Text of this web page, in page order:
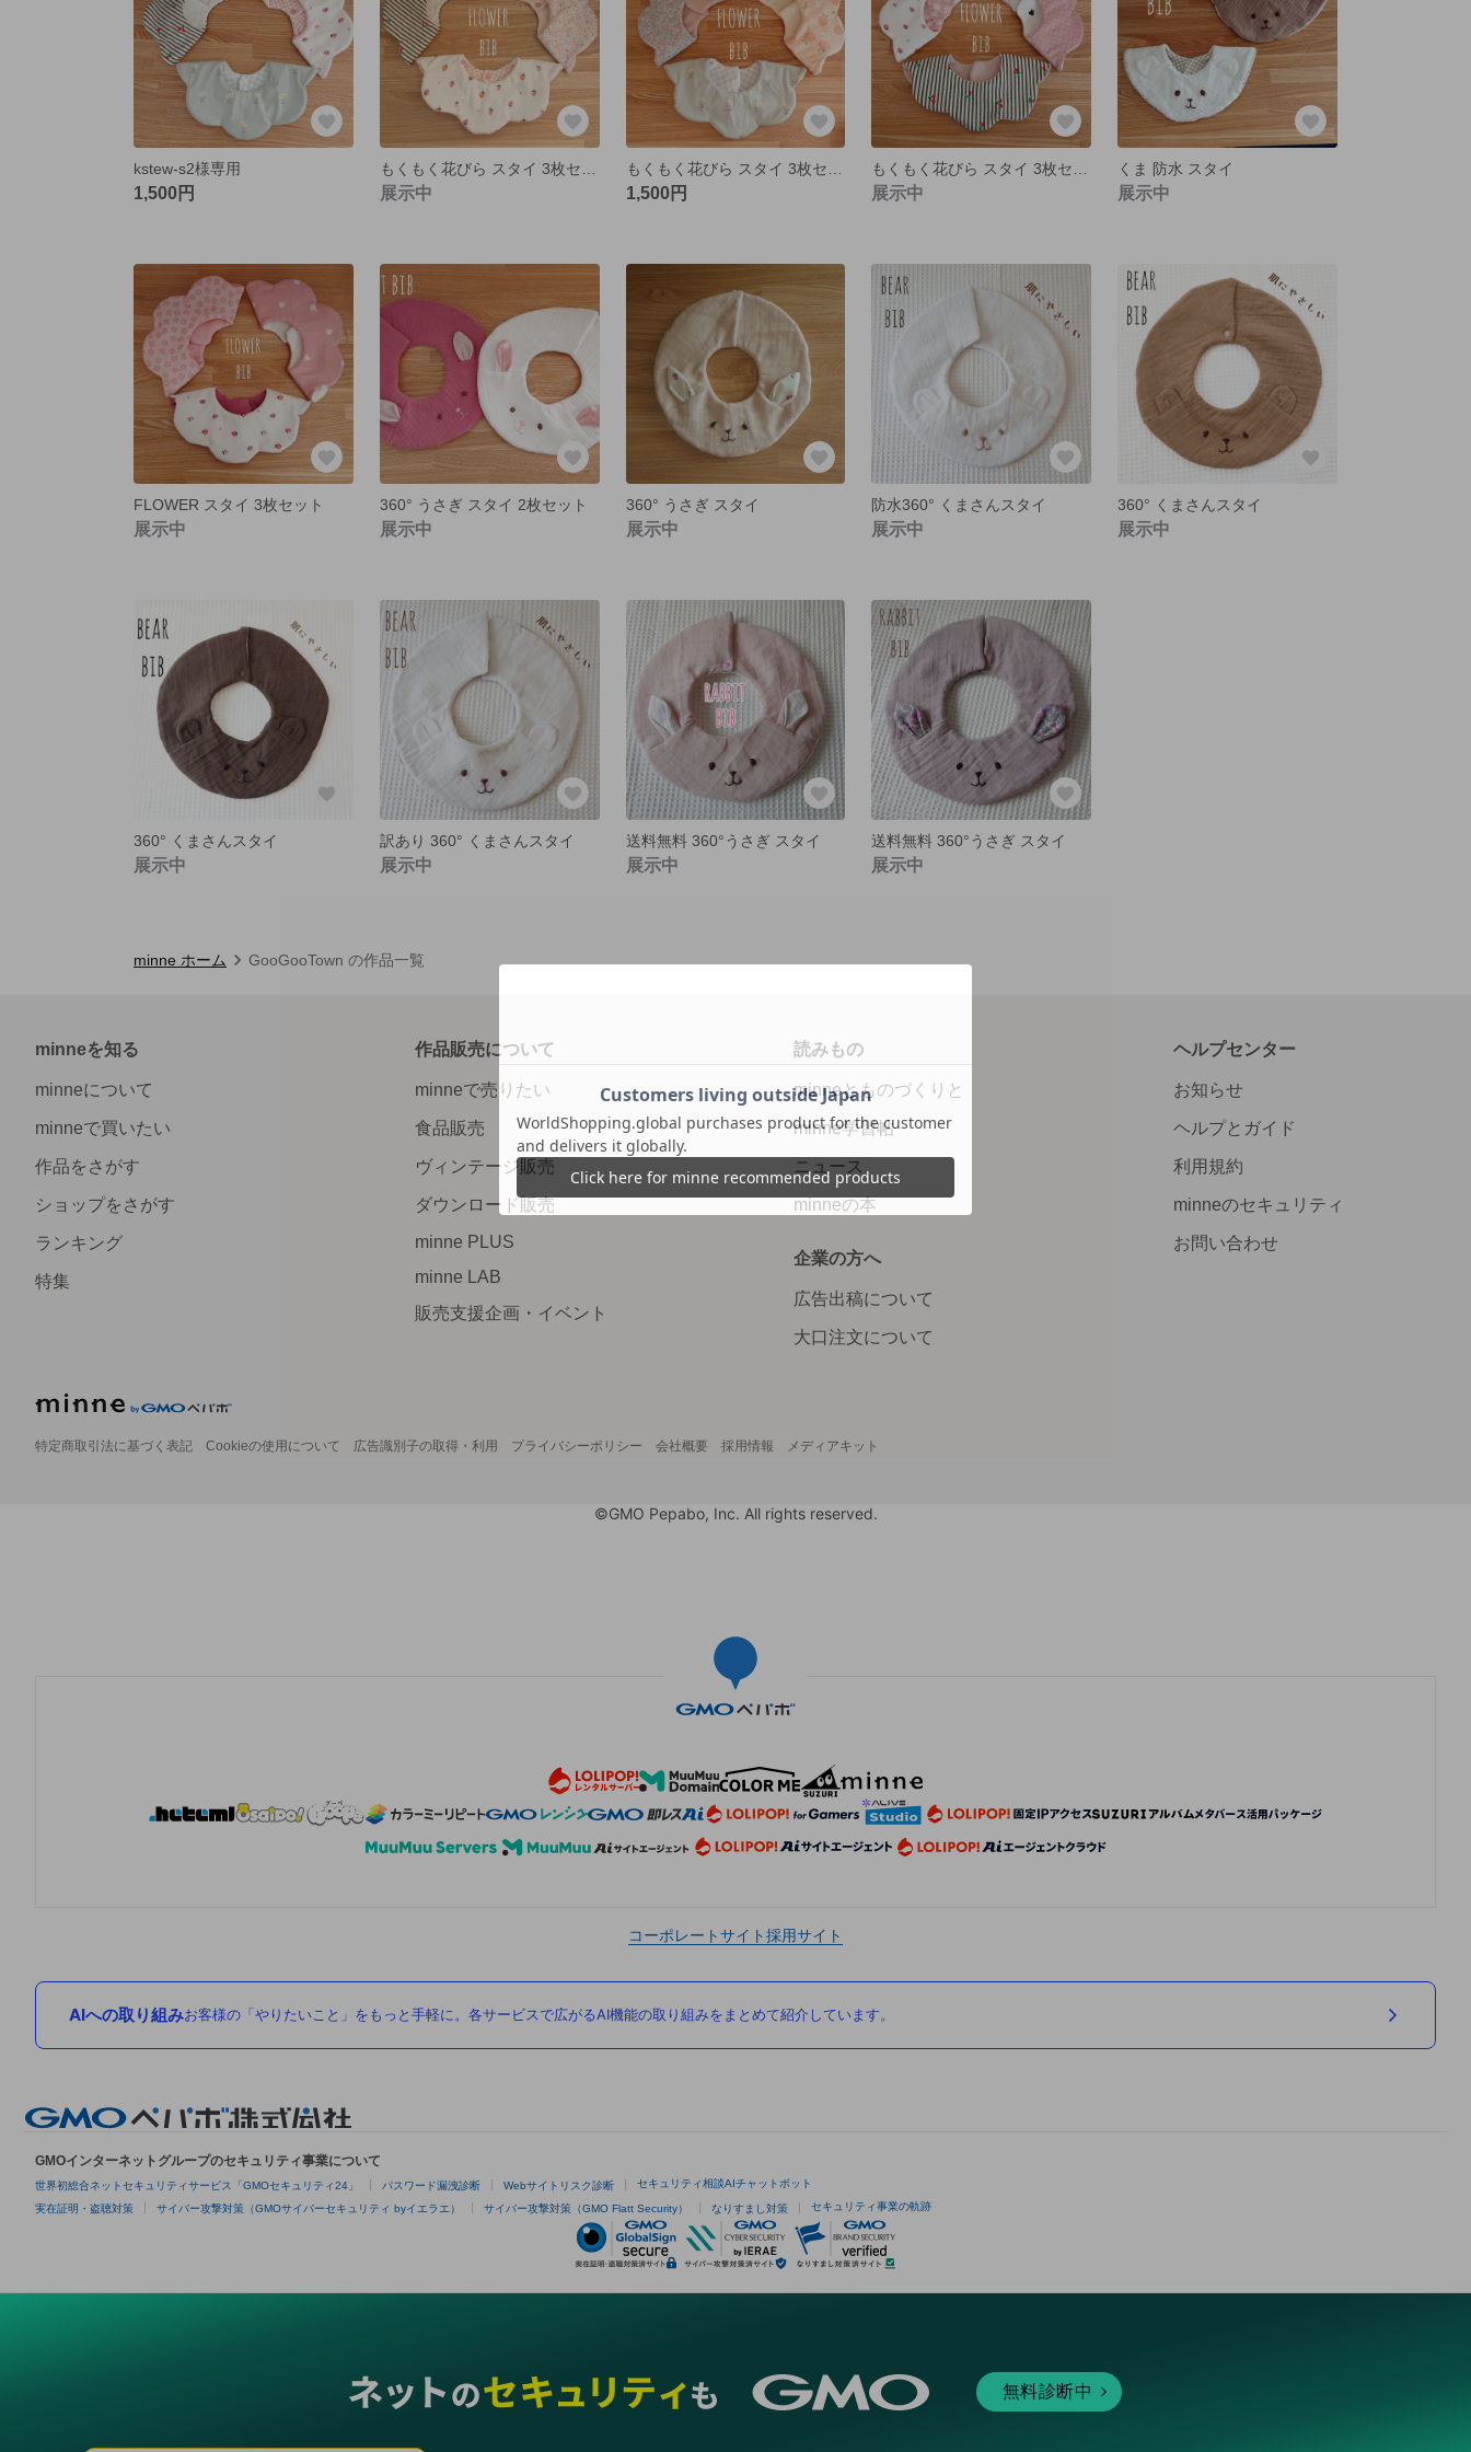
kstew-s2様専用
1,500円 展示中 1,500円 展示中
くま 防水 スタイ
展示中
FLOWER スタイ 3枚セット
展示中
360° うさぎ スタイ 2枚セット
展示中
360° うさぎ スタイ
展示中
防水360° くまさんスタイ
展示中
360° くまさんスタイ
展示中
360° くまさんスタイ
展示中
訳あり 360° くまさんスタイ
展示中
送料無料 360°うさぎ スタイ
展示中
送料無料 360°うさぎ スタイ
展示中
minne ホーム GooGooTown の作品一覧
minneを知る
minneについて
minneで買いたい
作品をさがす
ショップをさがす
ランキング
特集
作品販売について
minneで売りたい
食品販売
ヴィンテージ販売
ダウンロード販売
minne PLUS
minne LAB
販売支援企画・イベント
読みもの
minneとものづくりと
minne学習帖
ニュース
minneの本
企業の方へ
広告出稿について
大口注文について
ヘルプセンター
お知らせ
ヘルプとガイド
利用規約
minneのセキュリティ
お問い合わせ
特定商取引法に基づく表記 Cookieの使用について 広告識別子の取得・利用 プライバシーポリシー 会社概要 採用情報 メディアキット
©GMO Pepabo, Inc. All rights reserved.
コーポレートサイト採用サイト
AIへの取り組みお客様の「やりたいこと」をもっと手軽に。各サービスで広がるAI機能の取り組みをまとめて紹介しています。
GMOインターネットグループのセキュリティ事業について
世界初総合ネットセキュリティサービス「GMOセキュリティ24」 パスワード漏洩診断 Webサイトリスク診断 セキュリティ相談AIチャットボット
実在証明・盗聴対策 サイバー攻撃対策（GMOサイバーセキュリティ byイエラエ） サイバー攻撃対策（GMO Flatt Security） なりすまし対策 セキュリティ事業の軌跡
無料診断中